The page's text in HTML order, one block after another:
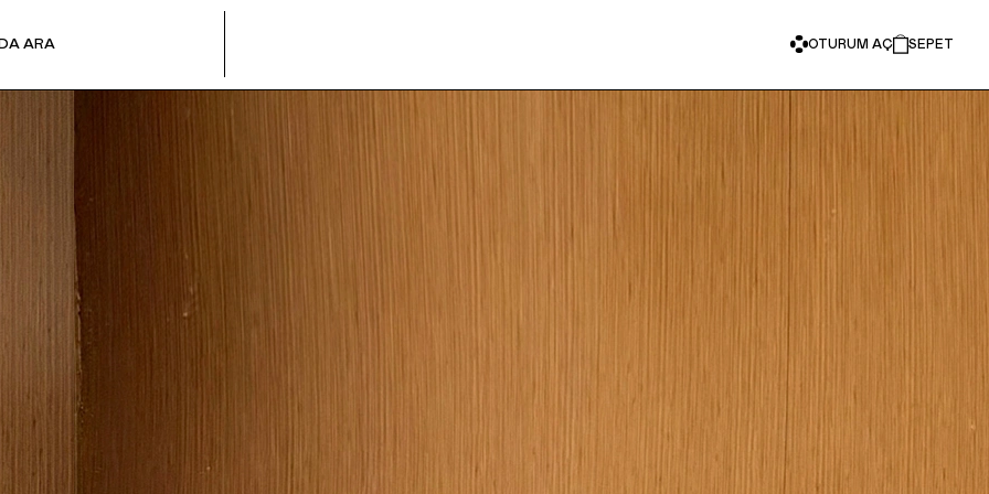
OTURUM AÇ SEPET